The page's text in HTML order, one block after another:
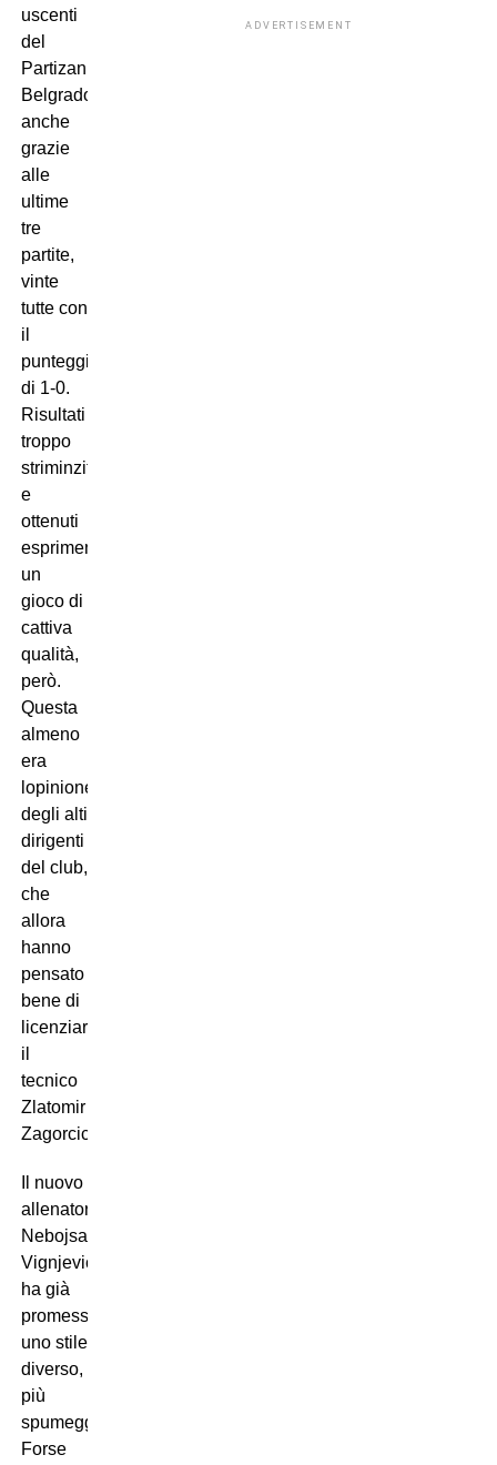
uscenti
del
Partizan
Belgrado,
anche
grazie
alle
ultime
tre
partite,
vinte
tutte con
il
punteggio
di 1-0.
Risultati
troppo
striminziti
e
ottenuti
esprimendo
un
gioco di
cattiva
qualità,
però.
Questa
almeno
era
lopinione
degli alti
dirigenti
del club,
che
allora
hanno
pensato
bene di
licenziare
il
tecnico
Zlatomir
Zagorcic.
Il nuovo
allenatore,
Nebojsa
Vignjevic,
ha già
promesso
uno stile
diverso,
più
spumeggiante.
Forse
ADVERTISEMENT